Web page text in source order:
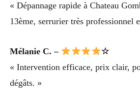
« Dépannage rapide à Chateau
13ème, serrurier très professionnel
Mélanie C. –
☆
« Intervention efficace, prix clair,
dégâts. »